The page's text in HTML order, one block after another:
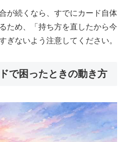
が続くなら、すでにカード自体
ため、「持ち方を直したから今
ぎないよう注意してください。
で困ったときの動き方